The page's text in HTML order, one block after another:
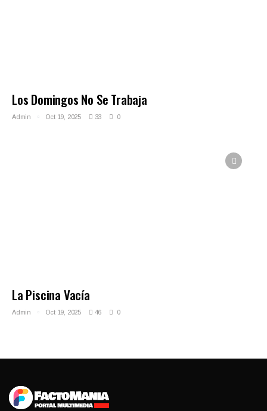
Los Domingos No Se Trabaja
Admin Oct 19, 2025 33 0
La Piscina Vacía
Admin Oct 19, 2025 46 0